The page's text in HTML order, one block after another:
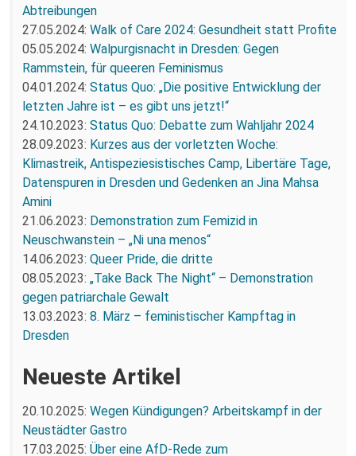
Abtreibungen
27.05.2024: Walk of Care 2024: Gesundheit statt Profite
05.05.2024: Walpurgisnacht in Dresden: Gegen
Rammstein, für queeren Feminismus
04.01.2024: Status Quo: „Die positive Entwicklung der
letzten Jahre ist – es gibt uns jetzt!“
24.10.2023: Status Quo: Debatte zum Wahljahr 2024
28.09.2023: Kurzes aus der vorletzten Woche:
Klimastreik, Antispeziesistisches Camp, Libertäre Tage,
Datenspuren in Dresden und Gedenken an Jina Mahsa
Amini
21.06.2023: Demonstration zum Femizid in
Neuschwanstein – „Ni una menos“
14.06.2023: Queer Pride, die dritte
08.05.2023: „Take Back The Night“ – Demonstration
gegen patriarchale Gewalt
13.03.2023: 8. März – feministischer Kampftag in
Dresden
Neueste Artikel
20.10.2025: Wegen Kündigungen? Arbeitskampf in der
Neustädter Gastro
17.03.2025: Über eine AfD-Rede zum